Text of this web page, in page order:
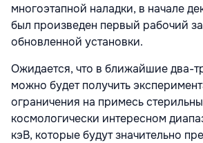
многоэтапной наладки, в начале
был произведен первый рабочий
обновленной установки.
Ожидается, что в ближайшие два-
можно будет получить
ограничения на примесь
космологически интересном
кэВ, которые будут значительно